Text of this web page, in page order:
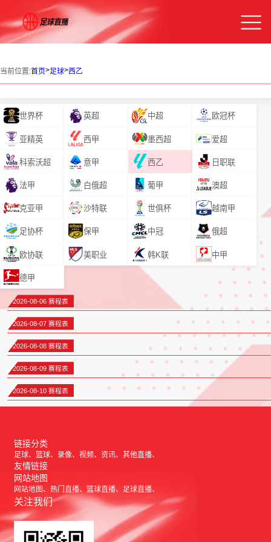
当前位置:首页>足球>西乙
世界杯 英超 中超 欧冠杯
亚精英 西甲 墨西超 爱超
科索沃超 意甲 西乙 日职联
法甲 白俄超 葡甲 澳超
克亚甲 沙特联 世俱杯 越南甲
足协杯 保甲 中冠 俄超
欧协联 美职业 韩K联 中甲
德甲
2026-08-06 赛程表
2026-08-07 赛程表
2026-08-08 赛程表
2026-08-09 赛程表
2026-08-10 赛程表
链接分类
足球 篮球 录像 视频 资讯 其他直播
友情链接
网站地图
网站地图 热门直播 篮球直播 足球直播
关注我们